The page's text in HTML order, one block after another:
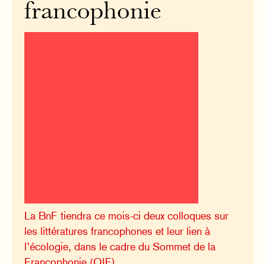
francophonie
La BnF tiendra ce mois-ci deux colloques sur
les littératures francophones et leur lien à
l’écologie, dans le cadre du Sommet de la